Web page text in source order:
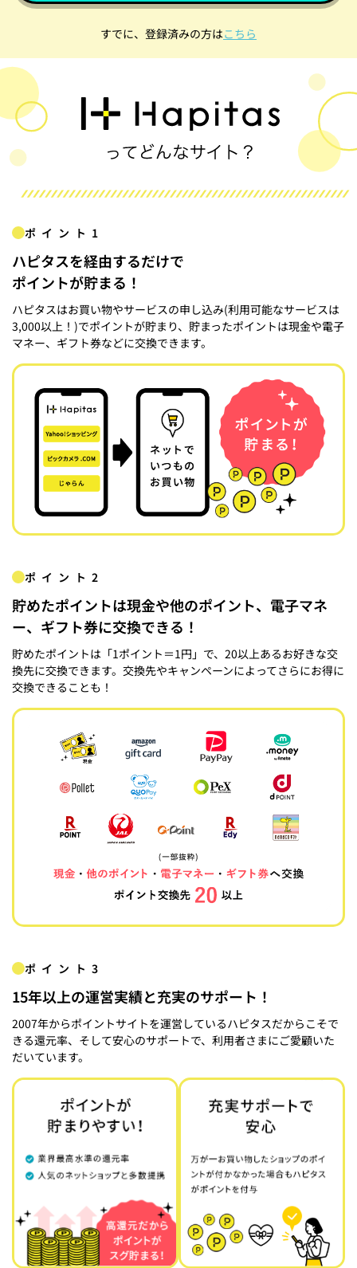
すでに、登録済みの方はこちら
ポイント1
ハピタスを経由するだけで
ポイントが貯まる！
ハピタスはお買い物やサービスの申し込み(利用可能なサービスは
3,000以上！)でポイントが貯まり、貯まったポイントは現金や電子
マネー、ギフト券などに交換できます。
ポイント2
貯めたポイントは現金や他のポイント、電子マネ
ー、ギフト券に交換できる！
貯めたポイントは「1ポイント＝1円」で、20以上あるお好きな交
換先に交換できます。交換先やキャンペーンによってさらにお得に
交換できることも！
ポイント3
15年以上の運営実績と充実のサポート！
2007年からポイントサイトを運営しているハピタスだからこそで
きる還元率、そして安心のサポートで、利用者さまにご愛顧いた
だいています。